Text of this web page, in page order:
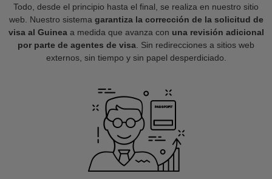
Todo, desde el principio hasta el final, se realiza en nuestro sitio
web. Nuestro sistema garantiza la corrección de la solicitud de
visa al Guineaa medida que avanza con una revisión adicional
por parte de agentes de visa . Sin redirecciones a sitios web
externos, sin tiempo y sin papel desperdiciado.